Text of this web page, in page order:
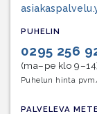
PUHELIN
0295 256
(ma–pe klo
Puhelun hinta
PALVELEVA